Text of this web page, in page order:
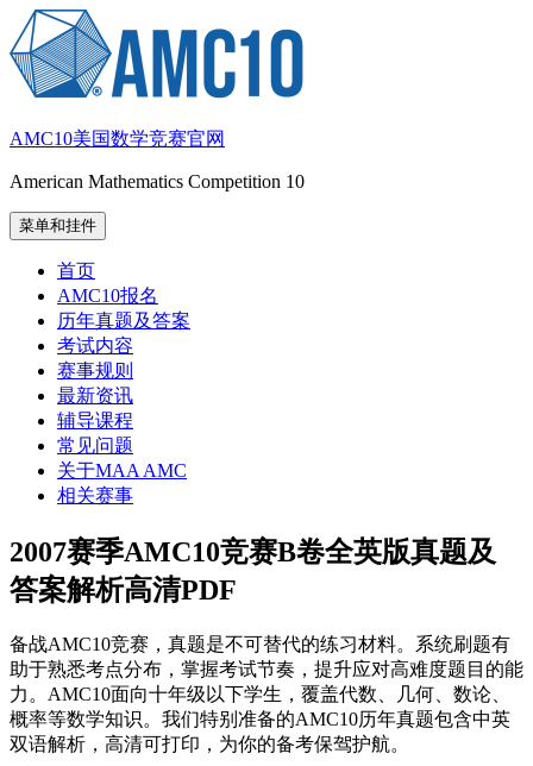
跳
至
内
AMC10美国数学竞赛官网
American Mathematics Competition 10
菜单和挂件
首页
AMC10报名
历年真题及答案
考试内容
赛事规则
最新资讯
辅导课程
常见问题
关于MAA AMC
相关赛事
2007赛季AMC10竞赛B卷全英版真题及
答案解析高清PDF
备战AMC10竞赛，真题是不可替代的练习材料。系统刷题有
助于熟悉考点分布，掌握考试节奏，提升应对高难度题目的能
力。AMC10面向十年级以下学生，覆盖代数、几何、数论、
概率等数学知识。我们特别准备的AMC10历年真题包含中英
双语解析，高清可打印，为你的备考保驾护航。